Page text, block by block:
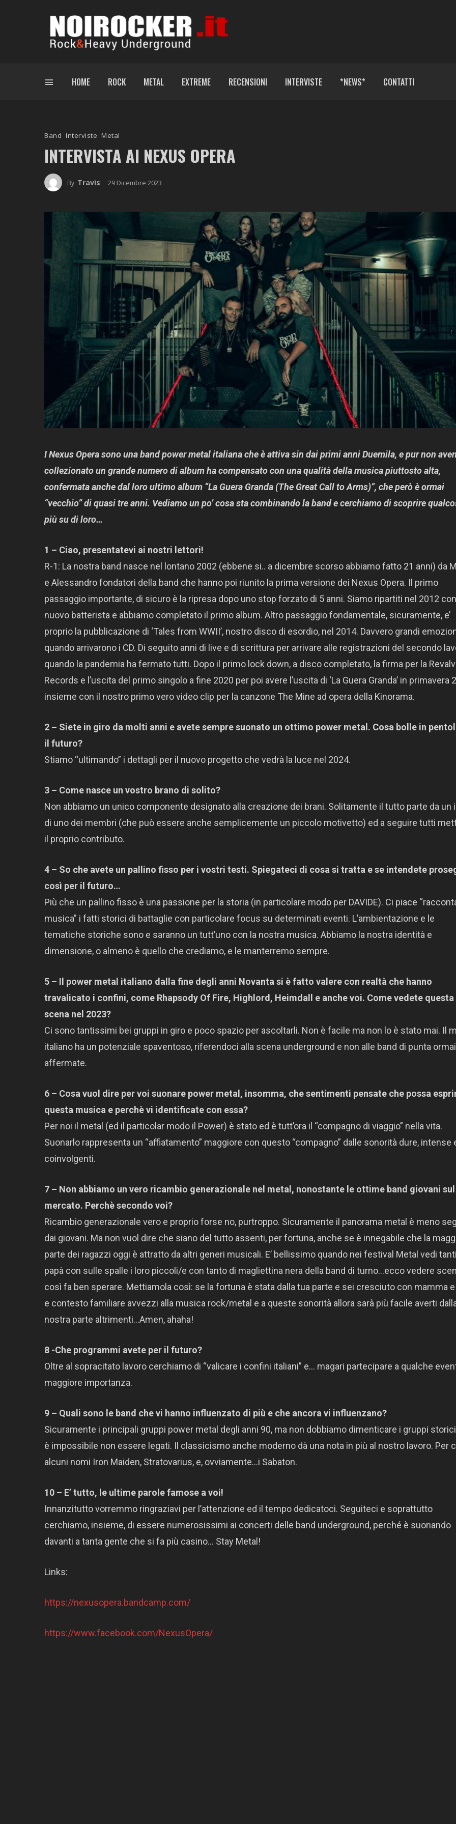
HOME ROCK METAL EXTREME RECENSIONI INTERVISTE *NEWS* CONTATTI
Band Interviste Metal
INTERVISTA AI NEXUS OPERA
By Travis 29 Dicembre 2023
I Nexus Opera sono una band power metal italiana che è attiva sin dai primi anni Duemila, e pur non
collezionato un grande numero di album ha compensato con una qualità della musica piuttosto alta,
confermata anche dal loro ultimo album “La Guera Granda (The Great Call to Arms)”, che però è ormai
“vecchio” di quasi tre anni. Vediamo un po’ cosa sta combinando la band e cerchiamo di scoprire
più su di loro…
1 – Ciao, presentatevi ai nostri lettori!
R-1: La nostra band nasce nel lontano 2002 (ebbene si.. a dicembre scorso abbiamo fatto 21 anni) da
e Alessandro fondatori della band che hanno poi riunito la prima versione dei Nexus Opera. Il primo
passaggio importante, di sicuro è la ripresa dopo uno stop forzato di 5 anni. Siamo ripartiti nel 2012
nuovo batterista e abbiamo completato il primo album. Altro passaggio fondamentale, sicuramente, e’
proprio la pubblicazione di ‘Tales from WWII’, nostro disco di esordio, nel 2014. Davvero grandi
quando arrivarono i CD. Di seguito anni di live e di scrittura per arrivare alle registrazioni del secondo
quando la pandemia ha fermato tutti. Dopo il primo lock down, a disco completato, la firma per la
Records e l’uscita del primo singolo a fine 2020 per poi avere l’uscita di ‘La Guera Granda’ in primavera
insieme con il nostro primo vero video clip per la canzone The Mine ad opera della Kinorama.
2 – Siete in giro da molti anni e avete sempre suonato un ottimo power metal. Cosa bolle in
il futuro?
Stiamo “ultimando” i dettagli per il nuovo progetto che vedrà la luce nel 2024.
3 – Come nasce un vostro brano di solito?
Non abbiamo un unico componente designato alla creazione dei brani. Solitamente il tutto parte da un
di uno dei membri (che può essere anche semplicemente un piccolo motivetto) ed a seguire tutti
il proprio contributo.
4 – So che avete un pallino fisso per i vostri testi. Spiegateci di cosa si tratta e se intendete
così per il futuro…
Più che un pallino fisso è una passione per la storia (in particolare modo per DAVIDE). Ci piace
musica” i fatti storici di battaglie con particolare focus su determinati eventi. L’ambientazione e le
tematiche storiche sono e saranno un tutt’uno con la nostra musica. Abbiamo la nostra identità e
dimensione, o almeno è quello che crediamo, e le manterremo sempre.
5 – Il power metal italiano dalla fine degli anni Novanta si è fatto valere con realtà che hanno
travalicato i confini, come Rhapsody Of Fire, Highlord, Heimdall e anche voi. Come vedete questa
scena nel 2023?
Ci sono tantissimi bei gruppi in giro e poco spazio per ascoltarli. Non è facile ma non lo è stato mai. Il
italiano ha un potenziale spaventoso, riferendoci alla scena underground e non alle band di punta ormai
affermate.
6 – Cosa vuol dire per voi suonare power metal, insomma, che sentimenti pensate che possa
questa musica e perchè vi identificate con essa?
Per noi il metal (ed il particolar modo il Power) è stato ed è tutt’ora il “compagno di viaggio” nella vita.
Suonarlo rappresenta un “affiatamento” maggiore con questo “compagno” dalle sonorità dure, intense
coinvolgenti.
7 – Non abbiamo un vero ricambio generazionale nel metal, nonostante le ottime band giovani sul
mercato. Perchè secondo voi?
Ricambio generazionale vero e proprio forse no, purtroppo. Sicuramente il panorama metal è meno
dai giovani. Ma non vuol dire che siano del tutto assenti, per fortuna, anche se è innegabile che la
parte dei ragazzi oggi è attratto da altri generi musicali. E’ bellissimo quando nei festival Metal vedi tanti
papà con sulle spalle i loro piccoli/e con tanto di magliettina nera della band di turno…ecco vedere
così fa ben sperare. Mettiamola così: se la fortuna è stata dalla tua parte e sei cresciuto con mamma e
e contesto familiare avvezzi alla musica rock/metal e a queste sonorità allora sarà più facile averti
nostra parte altrimenti…Amen, ahaha!
8 -Che programmi avete per il futuro?
Oltre al sopracitato lavoro cerchiamo di “valicare i confini italiani” e… magari partecipare a qualche
maggiore importanza.
9 – Quali sono le band che vi hanno influenzato di più e che ancora vi influenzano?
Sicuramente i principali gruppi power metal degli anni 90, ma non dobbiamo dimenticare i gruppi
è impossibile non essere legati. Il classicismo anche moderno dà una nota in più al nostro lavoro. Per
alcuni nomi Iron Maiden, Stratovarius, e, ovviamente…i Sabaton.
10 – E’ tutto, le ultime parole famose a voi!
Innanzitutto vorremmo ringraziavi per l’attenzione ed il tempo dedicatoci. Seguiteci e soprattutto
cerchiamo, insieme, di essere numerosissimi ai concerti delle band underground, perché è suonando
davanti a tanta gente che si fa più casino… Stay Metal!
Links:
https://nexusopera.bandcamp.com/
https://www.facebook.com/NexusOpera/